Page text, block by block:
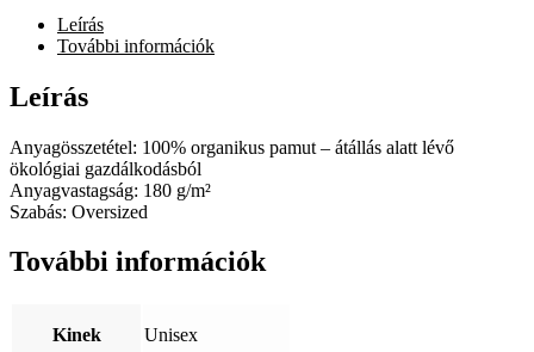
mennyiség
Leírás
További információk
Leírás
Anyagösszetétel: 100% organikus pamut – átállás alatt lévő
ökológiai gazdálkodásból
Anyagvastagság: 180 g/m²
Szabás: Oversized
További információk
Kinek Unisex